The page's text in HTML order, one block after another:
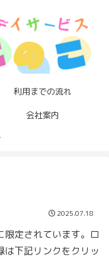
利用までの流れ
会社案内
2025.07.18
限定されています。ロ
下記リンクをクリッ